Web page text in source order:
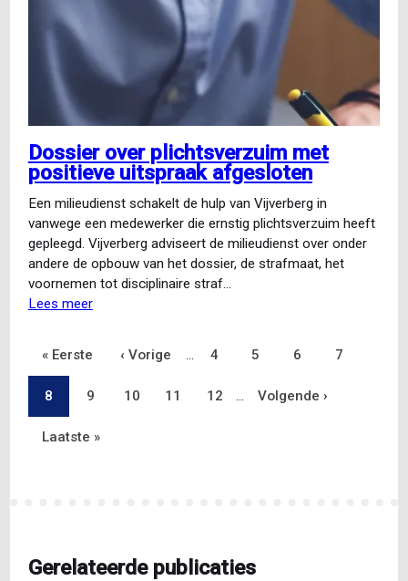
vernietiging
ontslagbesluit
Dossier over plichtsverzuim met
positieve uitspraak afgesloten
Een milieudienst schakelt de hulp van Vijverberg in
vanwege een medewerker die ernstig plichtsverzuim heeft
gepleegd. Vijverberg adviseert de milieudienst over onder
andere de opbouw van het dossier, de strafmaat, het
voornemen tot disciplinaire straf…
Lees meerover
plichtsverzuim
positieve
afgesloten
Paginering
Eerste
pagina
« Eerste Vorige
pagina
‹ Vorige … Pagina
4 Pagina
5 Pagina
6 Pagina
7
Pagina
8 Pagina
9 Pagina
10 Pagina
11 Pagina
12 … Volgende
Volgende ›
Laatste
Laatste »
Gerelateerde publicaties